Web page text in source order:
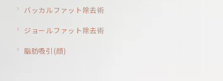
バッカルファット除去術
ジョールファット除去術
脂肪吸引(顔)